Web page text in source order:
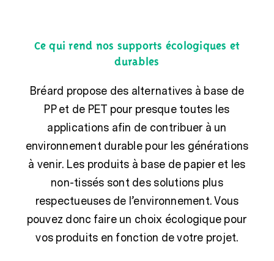
Ce qui rend nos supports écologiques et
durables
Bréard propose des alternatives à base de
PP et de PET pour presque toutes les
applications afin de contribuer à un
environnement durable pour les générations
à venir. Les produits à base de papier et les
non-tissés sont des solutions plus
respectueuses de l’environnement. Vous
pouvez donc faire un choix écologique pour
vos produits en fonction de votre projet.